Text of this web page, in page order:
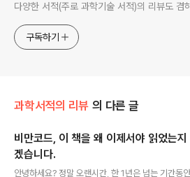
다양한 서적(주로 과학기술 서적)의 리뷰도 겸
구독하기
과학서적의 리뷰 의 다른 글
비만코드, 이 책을 왜 이제서야 읽었는지
겠습니다.
안녕하세요? 정말 오랜시간, 한 1년은 넘는 기간동